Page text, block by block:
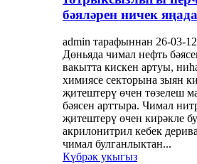
бәяләрен ничек
admin тарафыннан 26-03-
Дөньяда чимал нефть
вакытта кискен артуы,
химиясе секторына зыян
җитештерү өчен төзелеш
бәясен арттыра. Чимал
җитештерү өчен кирәкле
акрилонитрил кебек
чимал булганлыктан...
Күбрәк укыгыз